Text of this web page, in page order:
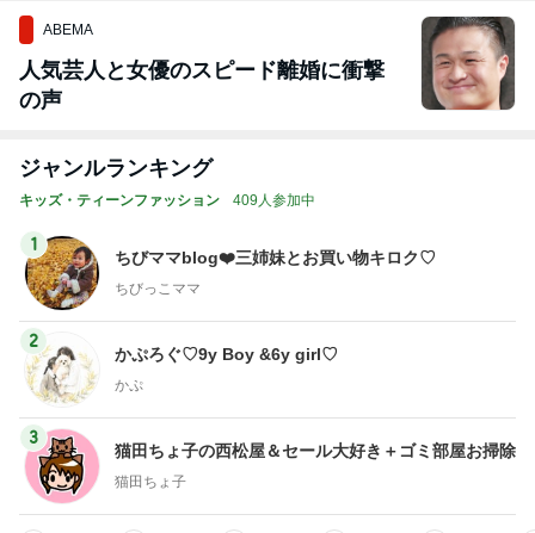
ABEMA
人気芸人と女優のスピード離婚に衝撃
の声
ジャンルランキング
キッズ・ティーンファッション 409人参加中
1
ちびママblog❤️三姉妹とお買い物キロク♡
ちびっこママ
2
かぷろぐ♡9y Boy &6y girl♡
かぷ
3
猫田ちょ子の西松屋＆セール大好き＋ゴミ部屋お掃除
猫田ちょ子